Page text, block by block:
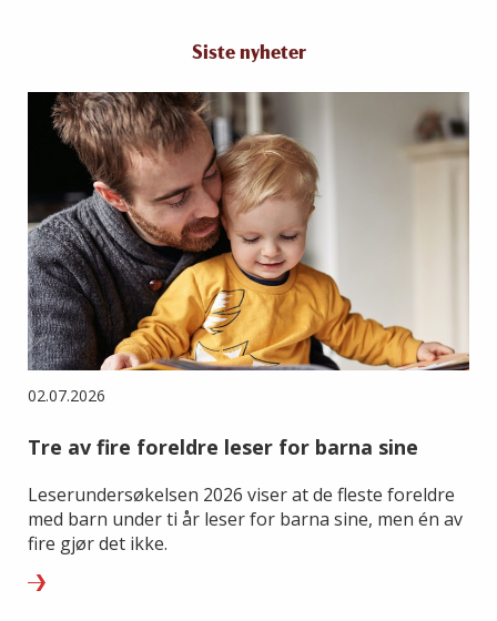
Siste nyheter
02.07.2026
Tre av fire foreldre leser for barna sine
Leserundersøkelsen 2026 viser at de fleste foreldre
med barn under ti år leser for barna sine, men én av
fire gjør det ikke.